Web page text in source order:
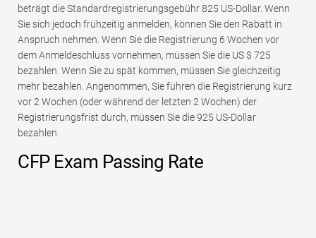
beträgt die Standardregistrierungsgebühr 825 US-Dollar. Wenn
Sie sich jedoch frühzeitig anmelden, können Sie den Rabatt in
Anspruch nehmen. Wenn Sie die Registrierung 6 Wochen vor
dem Anmeldeschluss vornehmen, müssen Sie die US $ 725
bezahlen. Wenn Sie zu spät kommen, müssen Sie gleichzeitig
mehr bezahlen. Angenommen, Sie führen die Registrierung kurz
vor 2 Wochen (oder während der letzten 2 Wochen) der
Registrierungsfrist durch, müssen Sie die 925 US-Dollar
bezahlen.
CFP Exam Passing Rate